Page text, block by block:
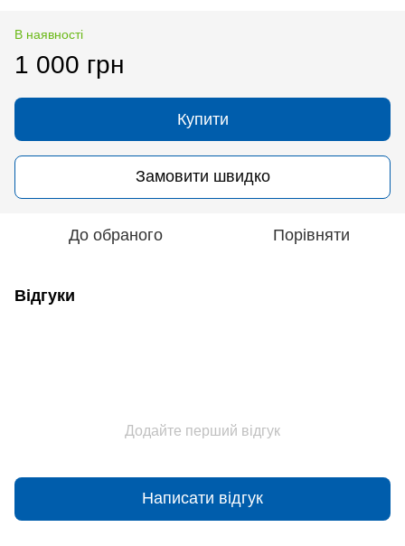
В наявності
1 000 грн
Купити
Замовити швидко
До обраного Порівняти
Відгуки
Додайте перший відгук
Написати відгук